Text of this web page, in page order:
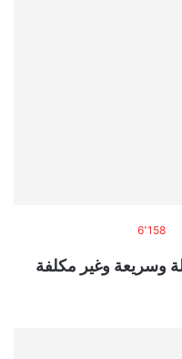
6٬158
بـ 4 طرق سهلة وسريعة وغير مكلفة